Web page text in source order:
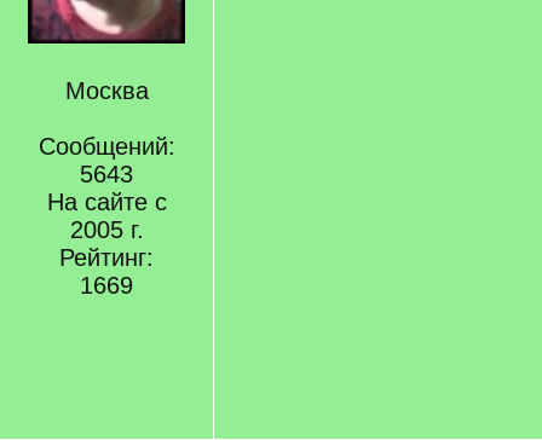
Москва
Сообщений:
5643
На сайте с
2005 г.
Рейтинг:
1669